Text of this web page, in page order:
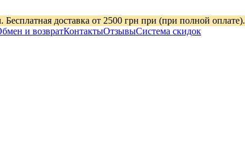
доставка от 2500 грн при (при полной оплате).
и возвратКонтактыОтзывыСистема скидок